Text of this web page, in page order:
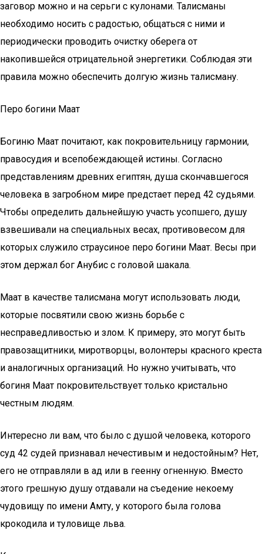
заговор можно и на серьги с кулонами. Талисманы
необходимо носить с радостью, общаться с ними и
периодически проводить очистку оберега от
накопившейся отрицательной энергетики. Соблюдая эти
правила можно обеспечить долгую жизнь талисману.
Перо богини Маат
Богиню Маат почитают, как покровительницу гармонии,
правосудия и всепобеждающей истины. Согласно
представлениям древних египтян, душа скончавшегося
человека в загробном мире предстает перед 42 судьями.
Чтобы определить дальнейшую участь усопшего, душу
взвешивали на специальных весах, противовесом для
которых служило страусиное перо богини Маат. Весы при
этом держал бог Анубис с головой шакала.
Маат в качестве талисмана могут использовать люди,
которые посвятили свою жизнь борьбе с
несправедливостью и злом. К примеру, это могут быть
правозащитники, миротворцы, волонтеры красного креста
и аналогичных организаций. Но нужно учитывать, что
богиня Маат покровительствует только кристально
честным людям.
Интересно ли вам, что было с душой человека, которого
суд 42 судей признавал нечестивым и недостойным? Нет,
его не отправляли в ад или в геенну огненную. Вместо
этого грешную душу отдавали на съедение некоему
чудовищу по имени Амту, у которого была голова
крокодила и туловище льва.